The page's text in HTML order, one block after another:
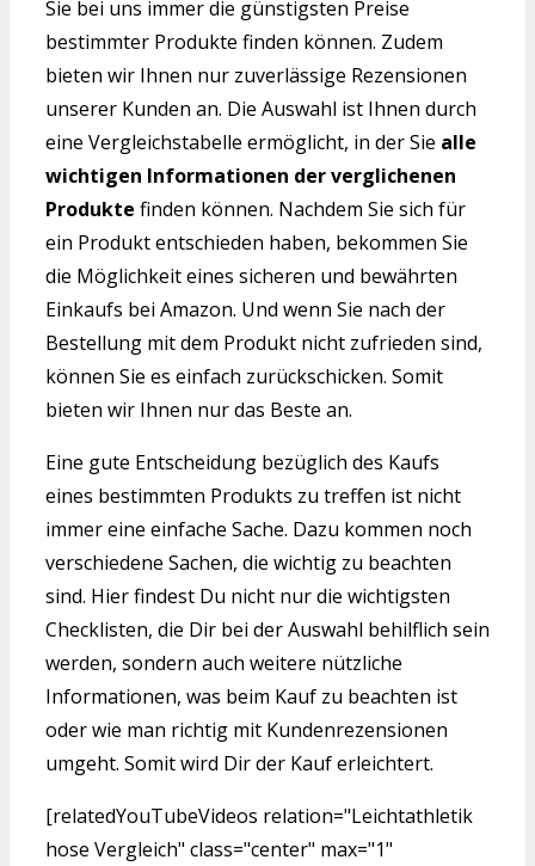
Sie bei uns immer die günstigsten Preise
bestimmter Produkte finden können. Zudem
bieten wir Ihnen nur zuverlässige Rezensionen
unserer Kunden an. Die Auswahl ist Ihnen durch
eine Vergleichstabelle ermöglicht, in der Sie alle
wichtigen Informationen der verglichenen
Produkte finden können. Nachdem Sie sich für
ein Produkt entschieden haben, bekommen Sie
die Möglichkeit eines sicheren und bewährten
Einkaufs bei Amazon. Und wenn Sie nach der
Bestellung mit dem Produkt nicht zufrieden sind,
können Sie es einfach zurückschicken. Somit
bieten wir Ihnen nur das Beste an.
Eine gute Entscheidung bezüglich des Kaufs
eines bestimmten Produkts zu treffen ist nicht
immer eine einfache Sache. Dazu kommen noch
verschiedene Sachen, die wichtig zu beachten
sind. Hier findest Du nicht nur die wichtigsten
Checklisten, die Dir bei der Auswahl behilflich sein
werden, sondern auch weitere nützliche
Informationen, was beim Kauf zu beachten ist
oder wie man richtig mit Kundenrezensionen
umgeht. Somit wird Dir der Kauf erleichtert.
[relatedYouTubeVideos relation="Leichtathletik
hose Vergleich" class="center" max="1"